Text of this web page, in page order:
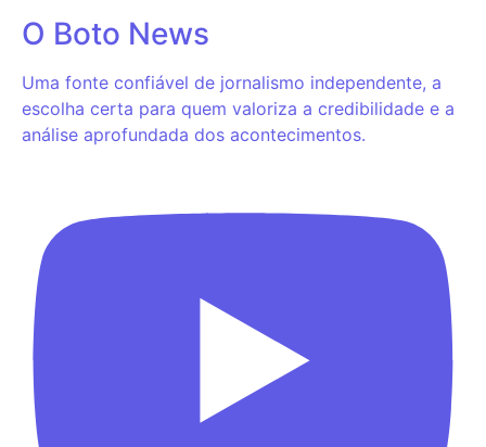
O Boto News
Uma fonte confiável de jornalismo independente, a
escolha certa para quem valoriza a credibilidade e a
análise aprofundada dos acontecimentos.